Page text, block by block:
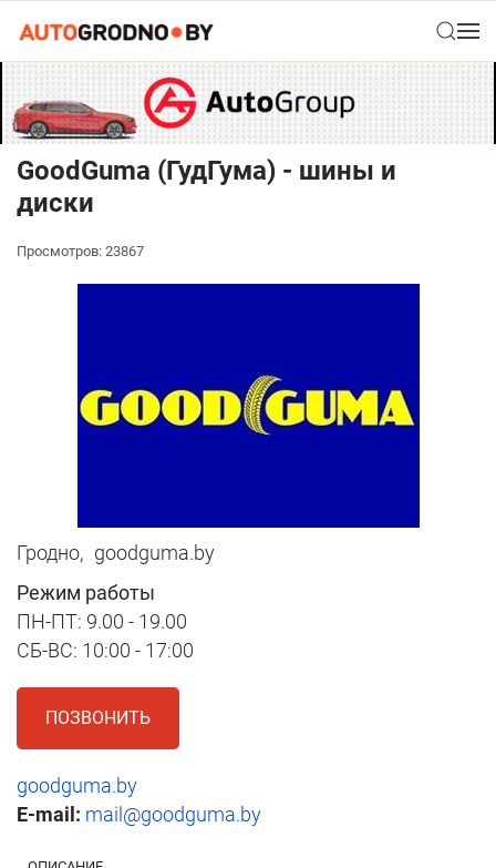
GoodGuma (ГудГума) - шины и
диски
Просмотров: 23867
Гродно, goodguma.by
Режим работы
ПН-ПТ: 9.00 - 19.00
СБ-ВС: 10:00 - 17:00
ПОЗВОНИТЬ
goodguma.by
E-mail: mail@goodguma.by